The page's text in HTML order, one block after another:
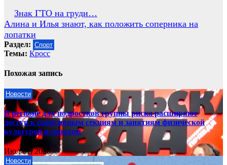
Навигация
по
записям
Знак ГТО на груди…
Алина и Илья знают, как положить соперника на
лопатки
Раздел: Спорт
Темы: Кросс
Похожая запись
Новости
В регионе для подростков группы риска расширяют
доступ к спортивным секциям и занятиям физической
культурой и спортом
Июл 31, 2026
Новости